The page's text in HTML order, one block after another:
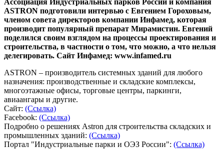
ASTRON подготовили интервью с Евгением Гороховым,
членом совета директоров компании Инфамед, которая
производит популярный препарат Мирамистин. Евгений
поделился своим взглядом на процессы проектирования и
строительства, в частности о том, что можно, а что нельзя
делегировать. Сайт Инфамед: www.infamed.ru
ASTRON – производитель системных зданий для любого
назначения: производственные и складские комплексы,
многоэтажные офисы, торговые центры, паркинги,
авиаангары и другие.
Сайт: (Ссылка)
Facebook: (Ссылка)
Подробно о решениях Astron для строительства складских и
промышленных зданий: (Ссылка)
Портал "Индустриальные парки и ОЭЗ России": (Ссылка)